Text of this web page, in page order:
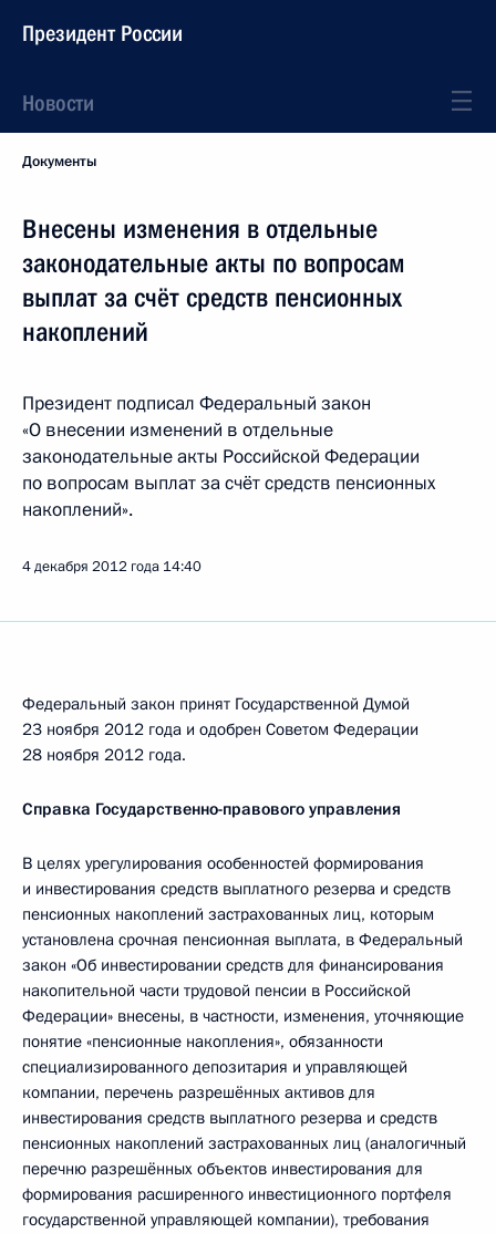
Президент России
Новости
Документы
Внесены изменения в отдельные
законодательные акты по вопросам
выплат за счёт средств пенсионных
накоплений
Президент подписал Федеральный закон
«О внесении изменений в отдельные
законодательные акты Российской Федерации
по вопросам выплат за счёт средств пенсионных
накоплений».
4 декабря 2012 года 14:40
Федеральный закон принят Государственной Думой
23 ноября 2012 года и одобрен Советом Федерации
28 ноября 2012 года.
Справка Государственно-правового управления
В целях урегулирования особенностей формирования
и инвестирования средств выплатного резерва и средств
пенсионных накоплений застрахованных лиц, которым
установлена срочная пенсионная выплата, в Федеральный
закон «Об инвестировании средств для финансирования
накопительной части трудовой пенсии в Российской
Федерации» внесены, в частности, изменения, уточняющие
понятие «пенсионные накопления», обязанности
специализированного депозитария и управляющей
компании, перечень разрешённых активов для
инвестирования средств выплатного резерва и средств
пенсионных накоплений застрахованных лиц (аналогичный
перечню разрешённых объектов инвестирования для
формирования расширенного инвестиционного портфеля
государственной управляющей компании), требования